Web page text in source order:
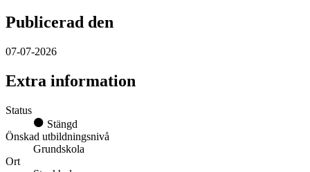
Publicerad den
07-07-2026
Extra information
Status
Stängd
Önskad utbildningsnivå
Grundskola
Ort